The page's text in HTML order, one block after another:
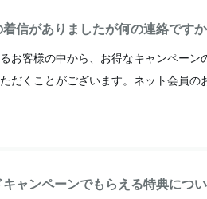
信がありましたが何の連絡ですか
お客様の中から、お得なキャンペーン
だくことがございます。ネット会員の
ャンペーンでもらえる特典につい